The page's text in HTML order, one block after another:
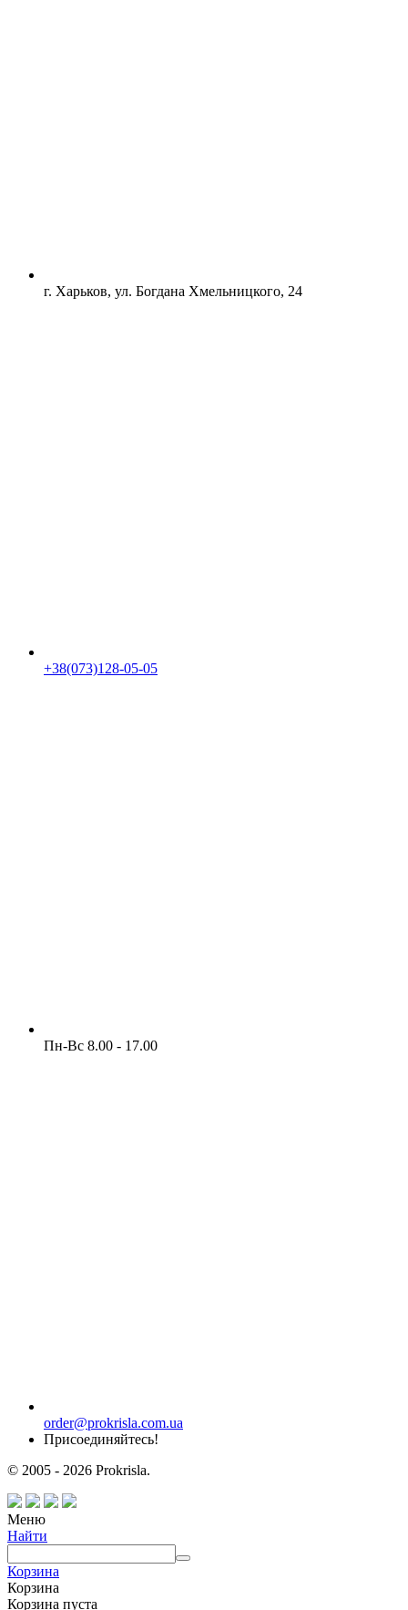
г. Харьков, ул. Богдана Хмельницкого, 24
+38(073)128-05-05
Пн-Вс 8.00 - 17.00
order@prokrisla.com.ua
Присоединяйтесь!
© 2005 - 2026 Prokrisla.
Меню
Найти
Корзина
Корзина
Корзина пуста